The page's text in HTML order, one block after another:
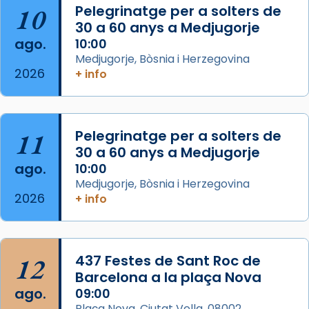
L’arquebisbe de Barcelona, el cardenal Joan
Josep Omella, ha presidit la missa i l’ha
concelebrat el bisbe auxiliar de Barcelona,
Mons. David Abadías.
📸 Dr. G. Simón
Foto
View on Facebook · Share
Arquebisbat de Barcelona
2 weeks ago
Acompanyant la història de sant Cugat, a
partir de l’Edat Mitjana sorgeix la tradició
que les santes Juliana (“relatiu a Júlia”) i
Semproniana (“relatiu a Semprònia =
10
ago.
2026
Pelegrinatge per a solters de
30 a 60 anys a Medjugorje
10:00
Medjugorje, Bòsnia i Herzegovina
+ info
11
ago.
2026
Pelegrinatge per a solters de
30 a 60 anys a Medjugorje
10:00
Medjugorje, Bòsnia i Herzegovina
+ info
12
ago.
437 Festes de Sant Roc de
Barcelona a la plaça Nova
09:00